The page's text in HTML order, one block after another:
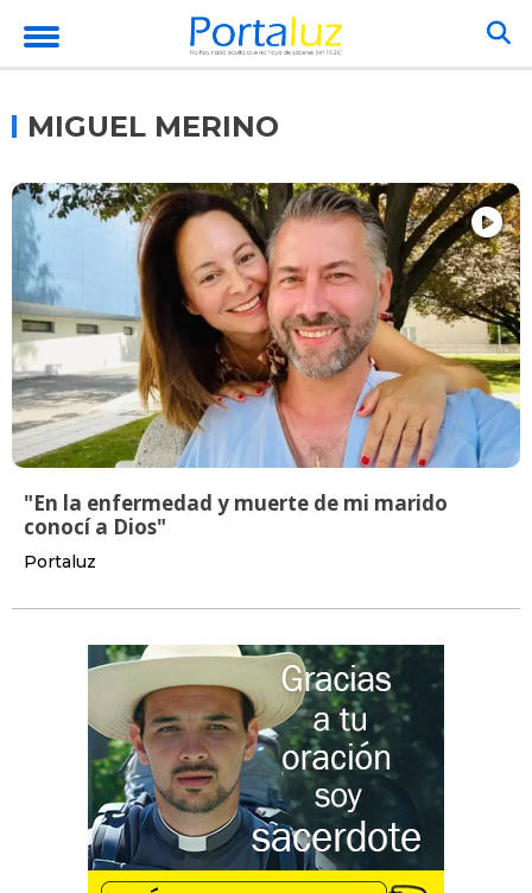
MIGUEL MERINO
"En la enfermedad y muerte de mi marido
conocí a Dios"
Portaluz